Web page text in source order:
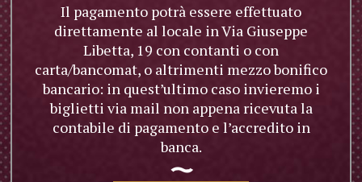
Il pagamento potrà essere effettuato
direttamente al locale in Via Giuseppe
Libetta, 19 con contanti o con
carta/bancomat, o altrimenti mezzo bonifico
bancario: in quest’ultimo caso invieremo i
biglietti via mail non appena ricevuta la
contabile di pagamento e l’accredito in
banca.